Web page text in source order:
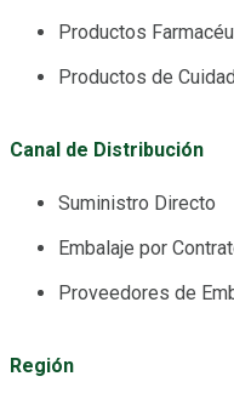
Productos
Productos de
Canal de Distribución
Suministro Directo
Embalaje por
Proveedores de
Región